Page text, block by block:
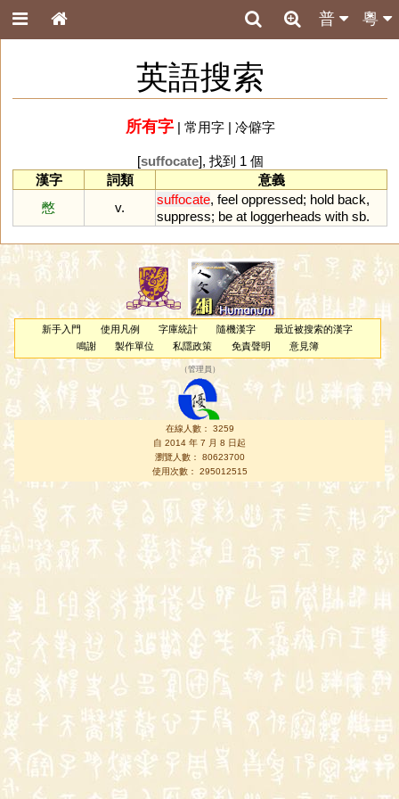
粵
普
英語搜索
所有字| 常用字| 冷僻字
[suffocate], 找到 1 個
漢字
詞類
意義
憋
v.
suffocate, feel oppressed; hold back,
suppress; be at loggerheads with sb.
新手入門 使用凡例 字庫統計 隨機漢字
最近被搜索的漢字
鳴謝
製作單位 私隱政策 免責聲明 意見簿
（管理員 ）
在線人數： 3259
自 2014 年 7 月 8 日起
瀏覽人數： 80623700
使用次數： 295012515